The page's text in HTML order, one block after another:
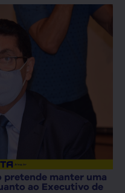
pretende manter uma
ao Executivo de